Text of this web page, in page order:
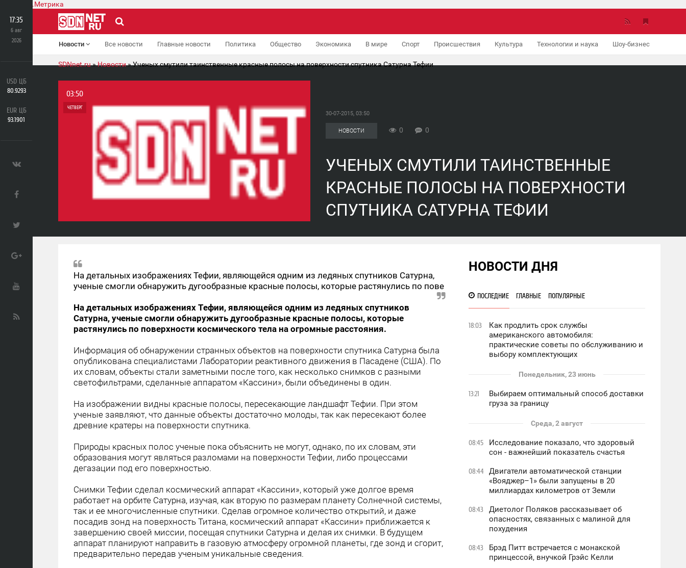
Новости Все новости Главные новости Политика Общество Экономика В мире Спорт Происшествия Культура Технологии и наука Шоу-бизнес
17:35
6 авг
2026
USD ЦБ
80.9293
EUR ЦБ
93.1901
SDNnet.ru»Новости» Ученых смутили таинственные красные полосы на поверхности спутника Сатурна Тефии
03:50
ЧЕТВЕРГ
30-07-2015, 03:50
НОВОСТИ 0 0
УЧЕНЫХ СМУТИЛИ ТАИНСТВЕННЫЕ
КРАСНЫЕ ПОЛОСЫ НА ПОВЕРХНОСТИ
СПУТНИКА САТУРНА ТЕФИИ
На детальных изображениях Тефии, являющейся одним из ледяных спутников Сатурна,
ученые смогли обнаружить дугообразные красные полосы, которые растянулись по пове
На детальных изображениях Тефии, являющейся одним из ледяных спутников
Сатурна, ученые смогли обнаружить дугообразные красные полосы, которые
растянулись по поверхности космического тела на огромные расстояния.
Информация об обнаружении странных объектов на поверхности спутника Сатурна была
опубликована специалистами Лаборатории реактивного движения в Пасадене (США). По
их словам, объекты стали заметными после того, как несколько снимков с разными
светофильтрами, сделанные аппаратом «Кассини», были объединены в один.
На изображении видны красные полосы, пересекающие ландшафт Тефии. При этом
ученые заявляют, что данные объекты достаточно молоды, так как пересекают более
древние кратеры на поверхности спутника.
Природы красных полос ученые пока объяснить не могут, однако, по их словам, эти
образования могут являться разломами на поверхности Тефии, либо процессами
дегазации под его поверхностью.
Снимки Тефии сделал космический аппарат «Кассини», который уже долгое время
работает на орбите Сатурна, изучая, как вторую по размерам планету Солнечной системы,
так и ее многочисленные спутники. Сделав огромное количество открытий, и даже
посадив зонд на поверхность Титана, космический аппарат «Кассини» приближается к
завершению своей миссии, посещая спутники Сатурна и делая их снимки. В будущем
аппарат планируют направить в газовую атмосферу огромной планеты, где зонд и сгорит,
предварительно передав ученым уникальные сведения.
НОВОСТИ ДНЯ
ПОСЛЕДНИЕ ГЛАВНЫЕ ПОПУЛЯРНЫЕ
18:03
Как продлить срок службы
американского автомобиля:
практические советы по обслуживанию и
выбору комплектующих
Понедельник, 23 июнь
13:21
Выбираем оптимальный способ доставки
груза за границу
Среда, 2 август
08:45
Исследование показало, что здоровый
сон - важнейший показатель счастья
08:44
Двигатели автоматической станции
«Вояджер–1» были запущены в 20
миллиардах километров от Земли
08:43
Диетолог Поляков рассказывает об
опасностях, связанных с малиной для
похудения
08:43
Брэд Питт встречается с монакской
принцессой, внучкой Грэйс Келли